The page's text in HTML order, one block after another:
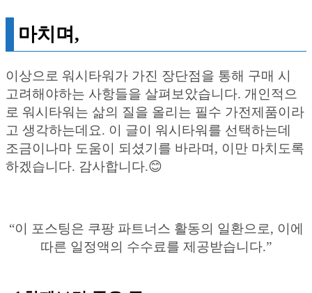
마치며,
이상으로 워시타워가 가진 장단점을 통해 구매 시
고려해야하는 사항들을 살펴보았습니다. 개인적으
로 워시타워는 삶의 질을 올리는 필수 가전제품이라
고 생각하는데요. 이 글이 워시타워를 선택하는데
조금이나마 도움이 되셨기를 바라며, 이만 마치도록
하겠습니다. 감사합니다.😊
“이 포스팅은 쿠팡 파트너스 활동의 일환으로, 이에
따른 일정액의 수수료를 제공받습니다.”